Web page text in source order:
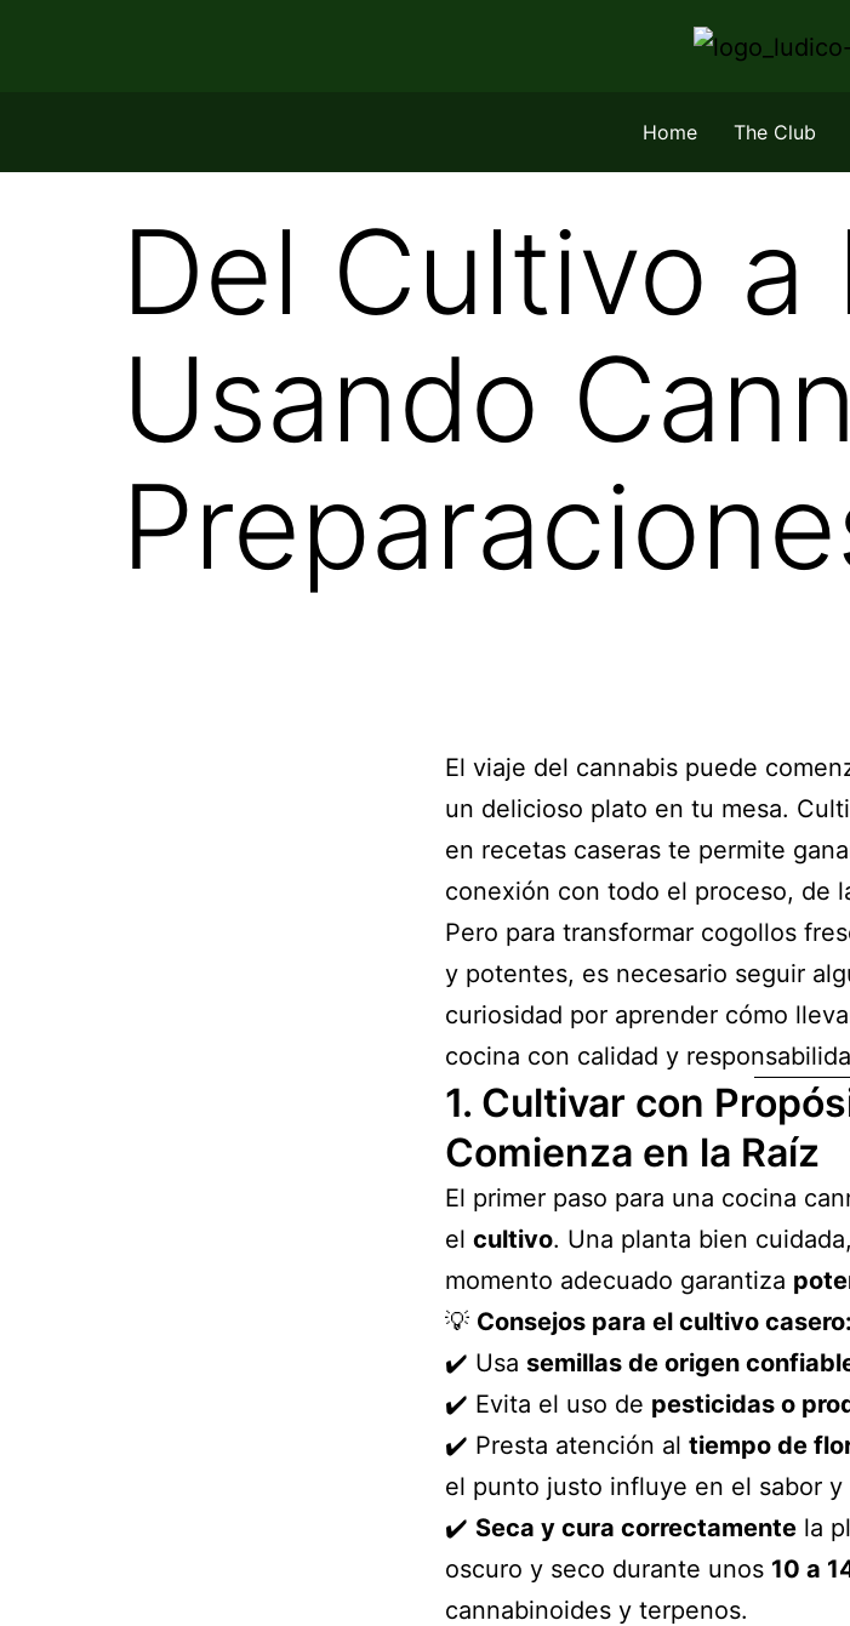
Home The Club
Del Cultivo a
Usando
El viaje del cannabis puede
un delicioso plato en tu mesa.
en recetas caseras te permite
conexión con todo el proceso, de
Pero para transformar cogollos
y potentes, es necesario seguir
curiosidad por aprender cómo
cocina con calidad y
1. Cultivar con
Comienza en la Raíz
El primer paso para una cocina
el cultivo. Una planta bien
momento adecuado garantiza
💡 Consejos para el cultivo casero:
✔️ Usa semillas de origen
✔️ Evita el uso de pesticidas o
✔️ Presta atención al tiempo de
el punto justo influye en el sabor y
✔️ Seca y cura correctamente la
oscuro y seco durante unos 10 a
cannabinoides y terpenos.